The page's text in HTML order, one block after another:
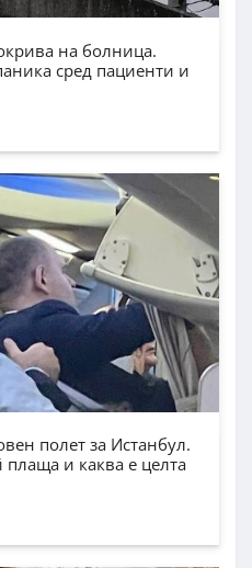
на болница.
сред пациенти и
полет за Истанбул.
плаща и каква е целта